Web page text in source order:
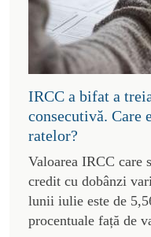
IRCC a bifat a
consecutivă. Care
ratelor?
Valoarea IRCC care
credit cu dobânzi
lunii iulie este de
procentuale față de